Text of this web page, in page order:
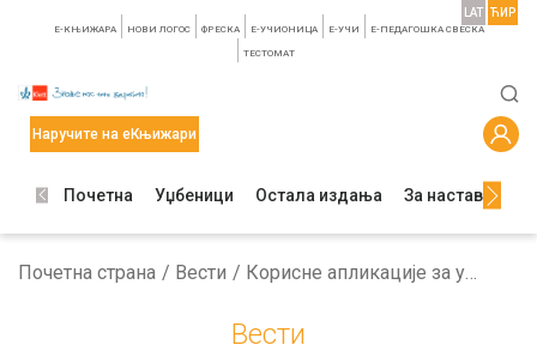
E-КЊИЖАРА НОВИ ЛОГОС ФРЕСКА E-УЧИОНИЦА E-УЧИ Е-ПЕДАГОШКА СВЕСКА
TЕСТОМАТ
LAT ЋИР
Наручите на еКњижари
Почетна Уџбеници Остала издања За наставнике
Почетна страна Вести Корисне апликације за учење на даљину у настави руског језика
Вести